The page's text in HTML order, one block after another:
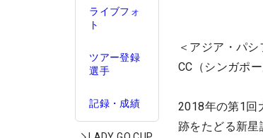
ライブフォ
ト
ツアー登録
選手
記録・成績
＜アジア・パ
CC（シンガポ
2018年の第1回
跡をたどる新